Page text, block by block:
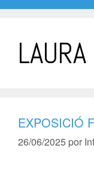
EXPOSICIÓ
26/06/2025 por